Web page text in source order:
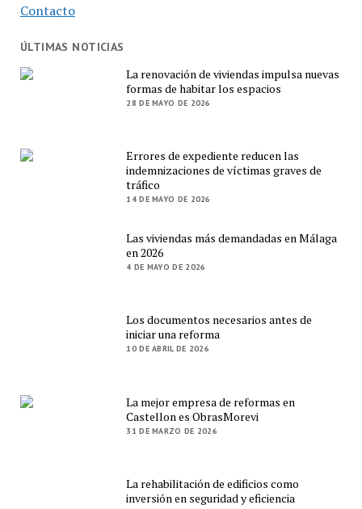
Contacto
ÚLTIMAS NOTICIAS
La renovación de viviendas impulsa nuevas
formas de habitar los espacios
28 DE MAYO DE 2026
Errores de expediente reducen las
indemnizaciones de víctimas graves de
tráfico
14 DE MAYO DE 2026
Las viviendas más demandadas en Málaga
en 2026
4 DE MAYO DE 2026
Los documentos necesarios antes de
iniciar una reforma
10 DE ABRIL DE 2026
La mejor empresa de reformas en
Castellon es ObrasMorevi
31 DE MARZO DE 2026
La rehabilitación de edificios como
inversión en seguridad y eficiencia